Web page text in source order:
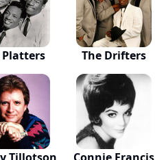
Platters The Drifters